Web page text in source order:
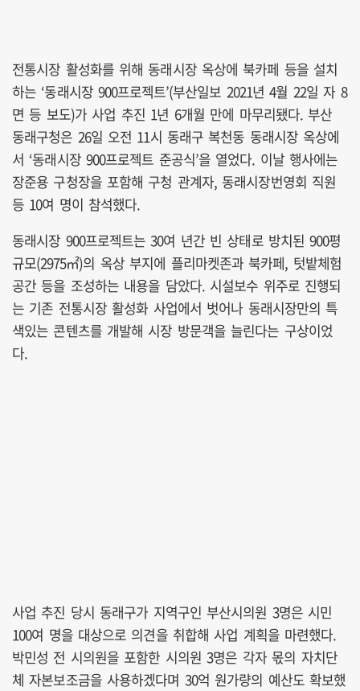
전통시장 활성화를 위해 동래시장 옥상에 북카페 등을 설치
하는 ‘동래시장 900프로젝트’(부산일보 2021년 4월 22일 자 8
면 등 보도)가 사업 추진 1년 6개월 만에 마무리됐다. 부산
동래구청은 26일 오전 11시 동래구 복천동 동래시장 옥상에
서 ‘동래시장 900프로젝트 준공식’을 열었다. 이날 행사에는
장준용 구청장을 포함해 구청 관계자, 동래시장번영회 직원
등 10여 명이 참석했다.
동래시장 900프로젝트는 30여 년간 빈 상태로 방치된 900평
규모(2975㎡)의 옥상 부지에 플리마켓존과 북카페, 텃밭체험
공간 등을 조성하는 내용을 담았다. 시설보수 위주로 진행되
는 기존 전통시장 활성화 사업에서 벗어나 동래시장만의 특
색있는 콘텐츠를 개발해 시장 방문객을 늘린다는 구상이었
다.
사업 추진 당시 동래구가 지역구인 부산시의원 3명은 시민
100여 명을 대상으로 의견을 취합해 사업 계획을 마련했다.
박민성 전 시의원을 포함한 시의원 3명은 각자 몫의 자치단
체 자본보조금을 사용하겠다며 30억 원가량의 예산도 확보했